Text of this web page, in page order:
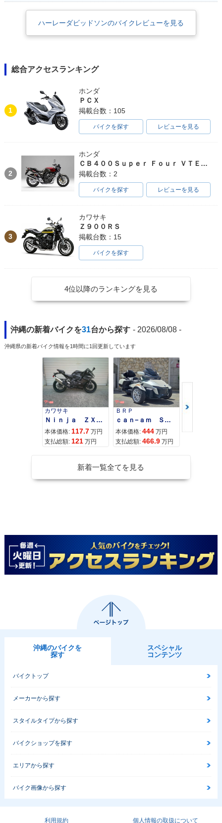
ハーレーダビッドソンのバイクレビューを見る
総合アクセスランキング
1
ホンダ
ＰＣＸ
掲載台数：105
バイクを探す レビューを見る
2
ホンダ
ＣＢ４００Ｓｕｐｅｒ Ｆｏｕｒ ＶＴＥＣ ＳＰＥＣ３
掲載台数：2
バイクを探す レビューを見る
3
カワサキ
Ｚ９００ＲＳ
掲載台数：15
バイクを探す
4位以降のランキングを見る
沖縄の新着バイクを31台から探す - 2026/08/08 -
沖縄県の新着バイク情報を1時間に1回更新しています
カワサキ
Ｎｉｎｊａ ＺＸ−４Ｒ ＳＥ
本体価格: 117.7 万円
支払総額: 121 万円
ＢＲＰ
ｃａｎ−ａｍ ＳＰＹＤＥＲ ＲＴ ＬＩＭＩＴＥＤ
本体価格: 444 万円
支払総額: 466.9 万円
スズキ
本体価格:
新着一覧全てを見る
沖縄のバイクを
探す
スペシャル
コンテンツ
バイクトップ
メーカーから探す
スタイルタイプから探す
バイクショップを探す
エリアから探す
バイク画像から探す
利用規約 個人情報の取扱について